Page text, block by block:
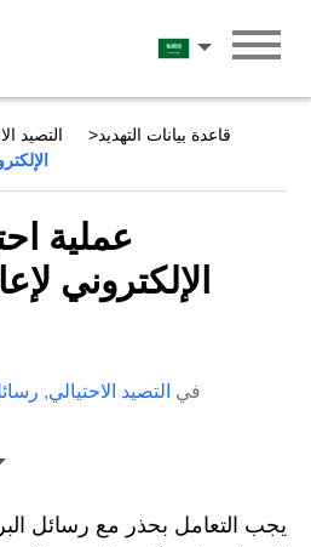
العربية
قاعدة بيانات التهديد التصيد
عملية
الإلكتروني
في التصيد الاحتيالي,
يجب التعامل بحذر مع رسائل